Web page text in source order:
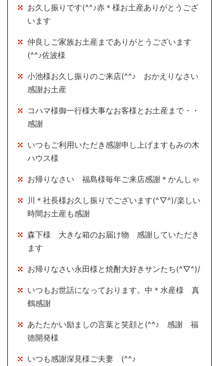
お久し振りです(^^♪赤＊様お土産ありがとうござ
います
仲良しご家族お土産までありがとうございます
(^^♪佐波様
小池様お久し振りのご来店(^^♪ おかえりなさい
感謝お土産
コハマ様御一行様大事なお客様とお土産まで・・
感謝
いつもご利用いただき感謝申し上げますもみの木
ハウス様
お帰りなさい 福島様毎年ご来店感謝＊かんしゃ
川＊社長様お久し振りでございます(^▽^)/楽しい
時間お土産も感謝
森下様 大きな箱のお届け物 感謝していただき
ます
お帰りなさい永田様と焼酎大好きサンたち(^▽^)/
いつもお世話になっております。中＊水産様 真
鶴感謝
あたたかい励ましの言葉と笑顔と(^^♪ 感謝 福
徳開発様
いつも感謝深見様ご夫妻 (^^♪